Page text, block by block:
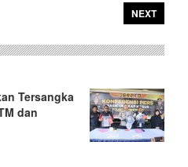
NEXT
Tersangka
dan